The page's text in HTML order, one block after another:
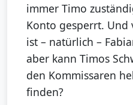
immer Timo
Konto gesperrt.
ist – natürlich –
aber kann Timos
den Kommissaren
finden?